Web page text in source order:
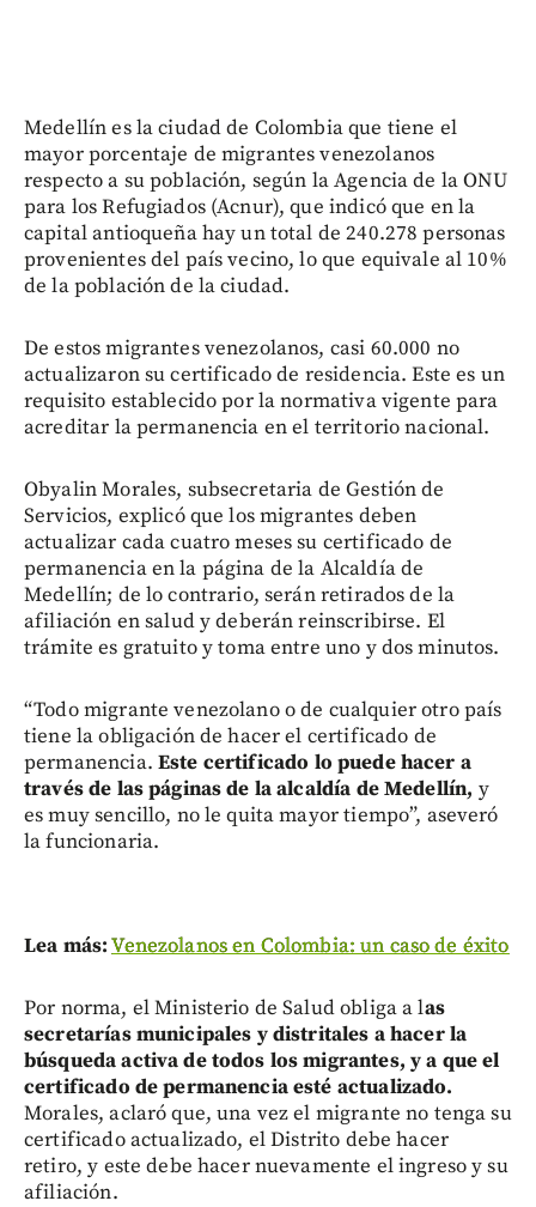
Medellín es la ciudad de Colombia que tiene el
mayor porcentaje de migrantes venezolanos
respecto a su población, según la Agencia de la ONU
para los Refugiados (Acnur), que indicó que en la
capital antioqueña hay un total de 240.278 personas
provenientes del país vecino, lo que equivale al 10%
de la población de la ciudad.
De estos migrantes venezolanos, casi 60.000 no
actualizaron su certificado de residencia. Este es un
requisito establecido por la normativa vigente para
acreditar la permanencia en el territorio nacional.
Obyalin Morales, subsecretaria de Gestión de
Servicios, explicó que los migrantes deben
actualizar cada cuatro meses su certificado de
permanencia en la página de la Alcaldía de
Medellín; de lo contrario, serán retirados de la
afiliación en salud y deberán reinscribirse. El
trámite es gratuito y toma entre uno y dos minutos.
“Todo migrante venezolano o de cualquier otro país
tiene la obligación de hacer el certificado de
permanencia. Este certificado lo puede hacer a
través de las páginas de la alcaldía de Medellín, y
es muy sencillo, no le quita mayor tiempo”, aseveró
la funcionaria.
Lea más:Venezolanos en Colombia: un caso de éxito
Por norma, el Ministerio de Salud obliga a las
secretarías municipales y distritales a hacer la
búsqueda activa de todos los migrantes, y a que el
certificado de permanencia esté actualizado.
Morales, aclaró que, una vez el migrante no tenga su
certificado actualizado, el Distrito debe hacer
retiro, y este debe hacer nuevamente el ingreso y su
afiliación.